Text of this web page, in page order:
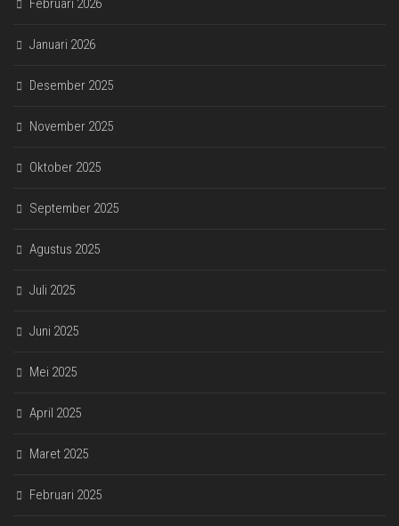
Februari 2026
Januari 2026
Desember 2025
November 2025
Oktober 2025
September 2025
Agustus 2025
Juli 2025
Juni 2025
Mei 2025
April 2025
Maret 2025
Februari 2025